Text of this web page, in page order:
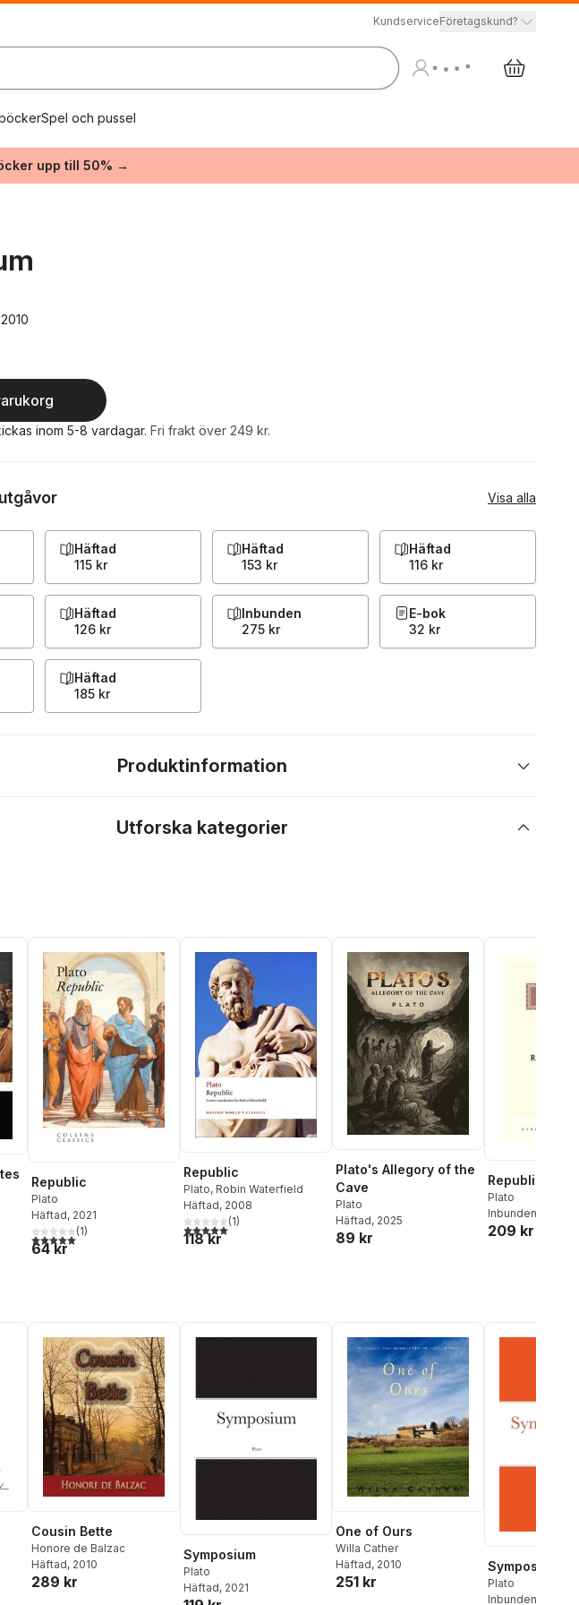
KundserviceFöretagskund?
Spel och pussel
upp till 50% →
inom 5-8 vardagar. Fri frakt över 249 kr.
Visa alla
Häftad
115 kr
Häftad
153 kr
Häftad
116 kr
Häftad
126 kr
Inbunden
275 kr
E-bok
32 kr
Häftad
185 kr
Produktinformation
Utforska kategorier
Republic
Plato
Häftad, 2021
5,0utav 5 stjärnor. Totalt antal röster:
(1)
64 kr
Republic
Plato, Robin Waterfield
Häftad, 2008
5,0utav 5 stjärnor. Totalt antal röster:
(1)
118 kr
Plato's Allegory of the
Cave
Plato
Häftad, 2025
89 kr
Republic
Plato
Inbunden
209 kr
Cousin Bette
Honore de Balzac
Häftad, 2010
289 kr
Symposium
Plato
Häftad, 2021
One of Ours
Willa Cather
Häftad, 2010
251 kr
Symposium
Plato
Inbunden